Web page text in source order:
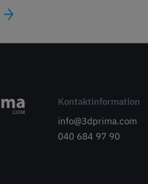
Kontaktinformation
info@3dprima.com
040 684 97 90